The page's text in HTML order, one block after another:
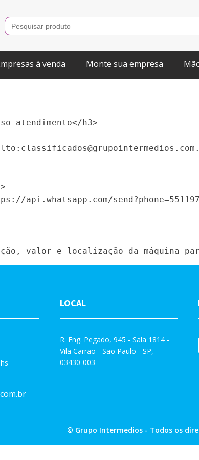
Search
for:
à venda Monte sua empresa
atendimento</h3>
h2>
api.whatsapp.com/
p>
LOCAL
R. Eng. Pegado, 945 - Sala 1814 -
Vila Carrao - São Paulo - SP,
03430-003
© Grupo Intermedios - Todos os